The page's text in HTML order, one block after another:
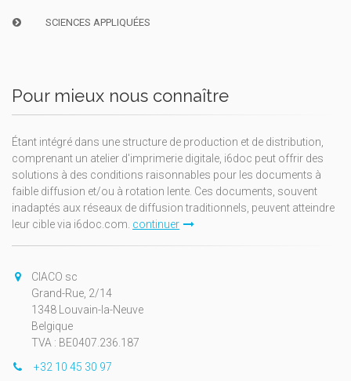
SCIENCES APPLIQUÉES
Pour mieux nous connaître
Étant intégré dans une structure de production et de distribution,
comprenant un atelier d'imprimerie digitale, i6doc peut offrir des
solutions à des conditions raisonnables pour les documents à
faible diffusion et/ou à rotation lente. Ces documents, souvent
inadaptés aux réseaux de diffusion traditionnels, peuvent atteindre
leur cible via i6doc.com. continuer
CIACO sc
Grand-Rue, 2/14
1348 Louvain-la-Neuve
Belgique
TVA : BE0407.236.187
+32 10 45 30 97